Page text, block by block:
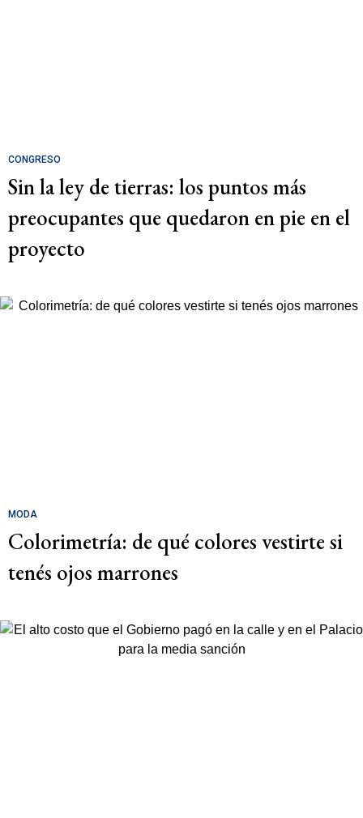
CONGRESO
Sin la ley de tierras: los puntos más
preocupantes que quedaron en pie en el
proyecto
MODA
Colorimetría: de qué colores vestirte si
tenés ojos marrones